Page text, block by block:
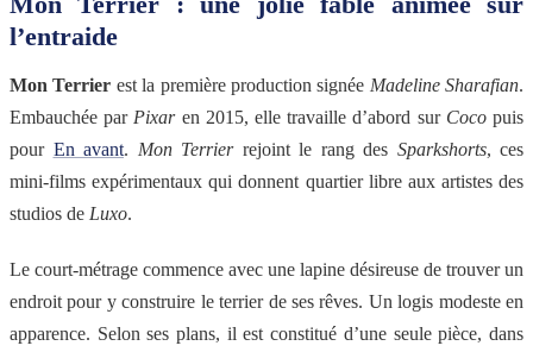
l’entraide
Mon Terrier est la première production signée Madeline Sharafian.
Embauchée par Pixaren 2015, elle travaille d’abord surCocopuis
pour En avant. Mon Terrierrejoint le rang des Sparkshorts, ces
mini-films expérimentaux qui donnent quartier libre aux artistes des
studios de Luxo.
Le court-métrage commence avec une lapine désireuse de trouver un
endroit pour y construire le terrier de ses rêves. Un logis modeste en
apparence. Selon ses plans, il est constitué d’une seule pièce, dans